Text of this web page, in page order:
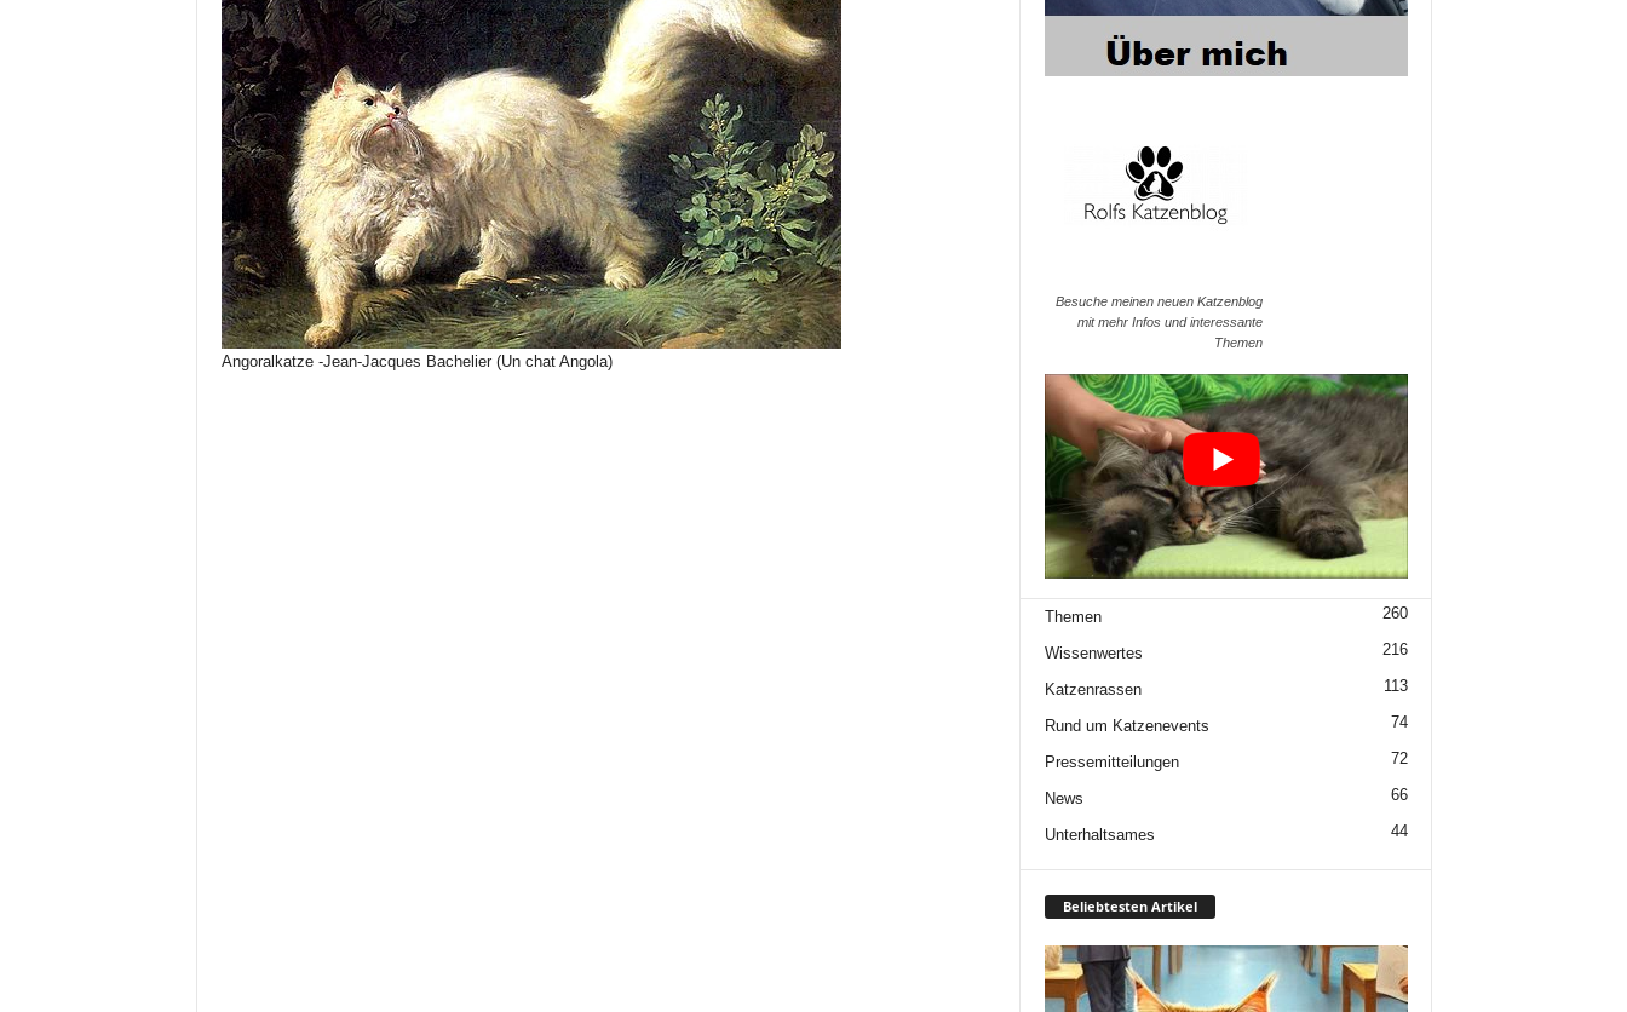
Angoralkatze -Jean-Jacques Bachelier (Un chat Angola)
Besuche meinen neuen Katzenblog
mit mehr Infos und interessante
Themen
Themen 260
Wissenwertes 216
Katzenrassen 113
Rund um Katzenevents 74
Pressemitteilungen 72
News 66
Unterhaltsames 44
Beliebtesten Artikel